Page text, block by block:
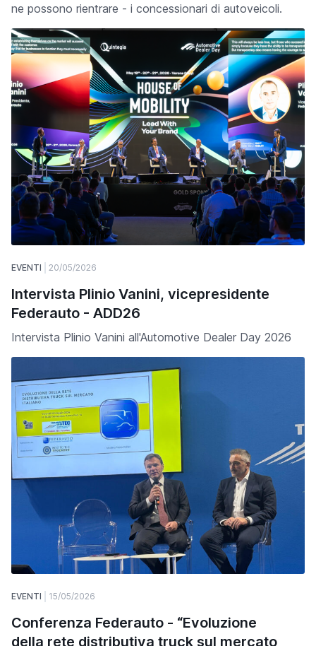
ne possono rientrare - i concessionari di autoveicoli.
EVENTI 20/05/2026
Intervista Plinio Vanini, vicepresidente
Federauto - ADD26
Intervista Plinio Vanini all'Automotive Dealer Day 2026
EVENTI 15/05/2026
Conferenza Federauto - “Evoluzione
della rete distributiva truck sul mercato